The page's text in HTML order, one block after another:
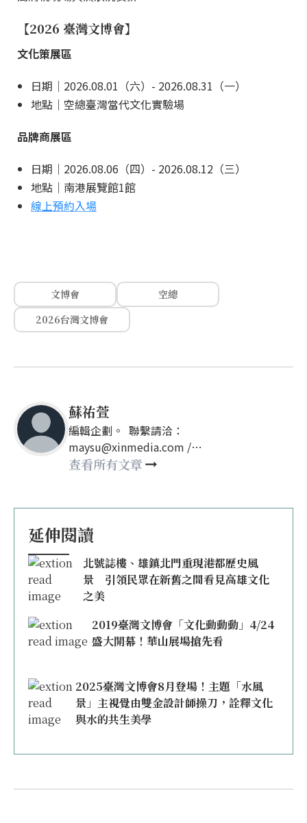
【2026 臺灣文博會】
文化策展區
日期｜2026.08.01（六）- 2026.08.31（一）
地點｜空總臺灣當代文化實驗場
品牌商展區
日期｜2026.08.06（四）- 2026.08.12（三）
地點｜南港展覽館1館
線上預約入場
文博會
空總
2026台灣文博會
蘇祐萱
編輯企劃。 聯繫請洽：
maysu@xinmedia.com /
may860527@gmail.com
查看所有文章
延伸閱讀
北號誌樓、雄鎮北門重現港都歷史風
景 引領民眾在新舊之間看見高雄文化
之美
2019臺灣文博會「文化動動動」4/24
盛大開幕！華山展場搶先看
2025臺灣文博會8月登場！主題「水風
景」主視覺由雙金設計師操刀，詮釋文化
與水的共生美學